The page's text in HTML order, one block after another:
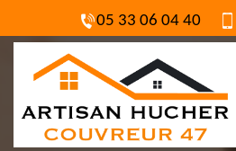
05 33 06 04 40